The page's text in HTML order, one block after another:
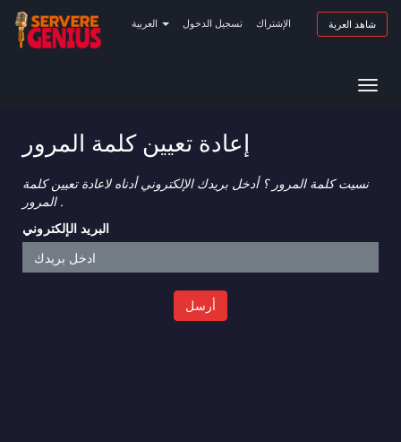
تسجيل الدخول الإشتراك شاهد العربة
إعادة تعيين كلمة المرور
نسيت كلمة المرور ؟ أدخل بريدك الإلكتروني أدناه لاعادة تعيين كلمة
المرور .
البريد الإلكتروني
أرسل